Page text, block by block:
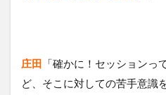
庄田 「確かに！セッションっ
ど、そこに対しての苦手意識